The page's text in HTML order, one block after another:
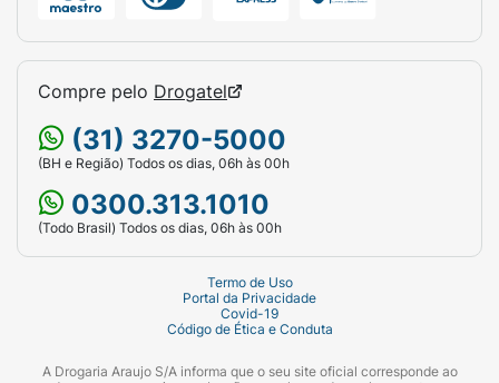
absorção).
Compre pelo Drogatel
(31) 3270-5000
(BH e Região) Todos os dias, 06h às 00h
0300.313.1010
(Todo Brasil) Todos os dias, 06h às 00h
Termo de Uso
Portal da Privacidade
Covid-19
Código de Ética e Conduta
A Drogaria Araujo S/A informa que o seu site oficial corresponde ao